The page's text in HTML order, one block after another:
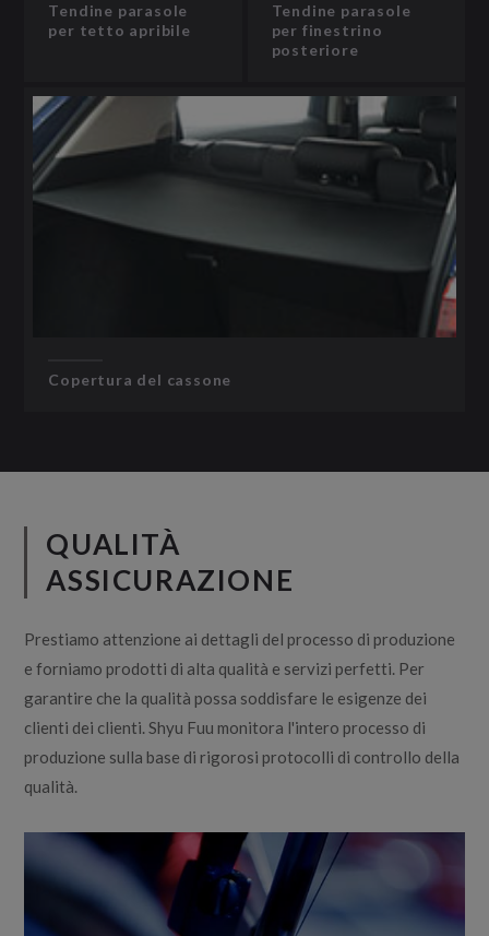
Tendine parasole
per tetto apribile
Tendine parasole
per finestrino
posteriore
Copertura del cassone
QUALITÀ
ASSICURAZIONE
Prestiamo attenzione ai dettagli del processo di produzione
e forniamo prodotti di alta qualità e servizi perfetti. Per
garantire che la qualità possa soddisfare le esigenze dei
clienti dei clienti. Shyu Fuu monitora l'intero processo di
produzione sulla base di rigorosi protocolli di controllo della
qualità.